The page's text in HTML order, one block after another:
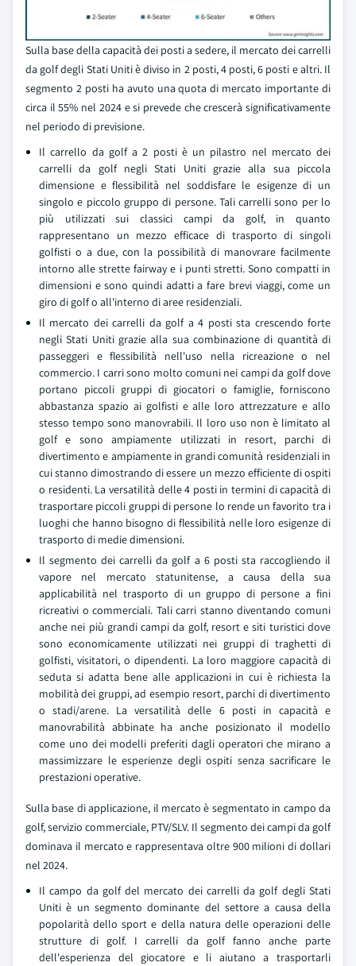
Sulla base della capacità dei posti a sedere, il mercato dei carrelli
da golf degli Stati Uniti è diviso in 2 posti, 4 posti, 6 posti e altri. Il
segmento 2 posti ha avuto una quota di mercato importante di
circa il 55% nel 2024 e si prevede che crescerà significativamente
nel periodo di previsione.
Il carrello da golf a 2 posti è un pilastro nel mercato dei
carrelli da golf negli Stati Uniti grazie alla sua piccola
dimensione e flessibilità nel soddisfare le esigenze di un
singolo e piccolo gruppo di persone. Tali carrelli sono per lo
più utilizzati sui classici campi da golf, in quanto
rappresentano un mezzo efficace di trasporto di singoli
golfisti o a due, con la possibilità di manovrare facilmente
intorno alle strette fairway e i punti stretti. Sono compatti in
dimensioni e sono quindi adatti a fare brevi viaggi, come un
giro di golf o all'interno di aree residenziali.
Il mercato dei carrelli da golf a 4 posti sta crescendo forte
negli Stati Uniti grazie alla sua combinazione di quantità di
passeggeri e flessibilità nell'uso nella ricreazione o nel
commercio. I carri sono molto comuni nei campi da golf dove
portano piccoli gruppi di giocatori o famiglie, forniscono
abbastanza spazio ai golfisti e alle loro attrezzature e allo
stesso tempo sono manovrabili. Il loro uso non è limitato al
golf e sono ampiamente utilizzati in resort, parchi di
divertimento e ampiamente in grandi comunità residenziali in
cui stanno dimostrando di essere un mezzo efficiente di ospiti
o residenti. La versatilità delle 4 posti in termini di capacità di
trasportare piccoli gruppi di persone lo rende un favorito tra i
luoghi che hanno bisogno di flessibilità nelle loro esigenze di
trasporto di medie dimensioni.
Il segmento dei carrelli da golf a 6 posti sta raccogliendo il
vapore nel mercato statunitense, a causa della sua
applicabilità nel trasporto di un gruppo di persone a fini
ricreativi o commerciali. Tali carri stanno diventando comuni
anche nei più grandi campi da golf, resort e siti turistici dove
sono economicamente utilizzati nei gruppi di traghetti di
golfisti, visitatori, o dipendenti. La loro maggiore capacità di
seduta si adatta bene alle applicazioni in cui è richiesta la
mobilità dei gruppi, ad esempio resort, parchi di divertimento
o stadi/arene. La versatilità delle 6 posti in capacità e
manovrabilità abbinate ha anche posizionato il modello
come uno dei modelli preferiti dagli operatori che mirano a
massimizzare le esperienze degli ospiti senza sacrificare le
prestazioni operative.
Sulla base di applicazione, il mercato è segmentato in campo da
golf, servizio commerciale, PTV/SLV. Il segmento dei campi da golf
dominava il mercato e rappresentava oltre 900 milioni di dollari
nel 2024.
Il campo da golf del mercato dei carrelli da golf degli Stati
Uniti è un segmento dominante del settore a causa della
popolarità dello sport e della natura delle operazioni delle
strutture di golf. I carrelli da golf fanno anche parte
dell'esperienza del giocatore e li aiutano a trasportarli